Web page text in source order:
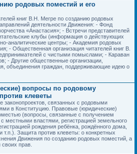
родовых поместий и его
книг В.Н. Мегре по созданию родовых
деятельности Движения: - Фонд
«Анастасия»; - Встречи представителей
клубы (информация о действующих
аналитические центры; - Академия родовых
- Общественная организация читателей книг В.
с чистыми помыслами; - Караван
- Другие общественные организации,
объединения граждан, поддерживающие идею о
вопросы по родовому
клеветы
законопроектов, связанных с родовыми
в Конституцию. Правовые (юридические)
(вопросы, связанные с получением
местными властями, регистрацией земельного
рождения ребёнка, рождённого дома,
т.п.). Защита против клеветы: о конкретных
Движения по созданию родовых поместий, а
прав.